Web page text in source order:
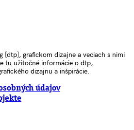
[dtp], grafickom dizajne a veciach s nimi
tu užitočné informácie o dtp,
dizajnu a inšpirácie.
údajov